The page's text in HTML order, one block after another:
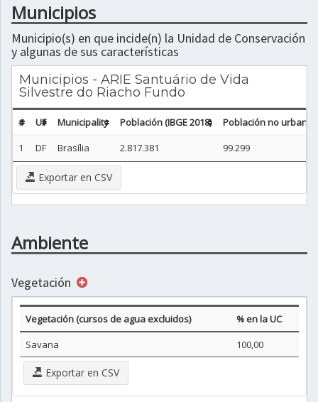
Municipios
Municipio(s) en que incide(n) la Unidad de Conservación
y algunas de sus características
Municipios - ARIE Santuário de Vida
Silvestre do Riacho Fundo
# UF Municipality Población (IBGE 2018)
Población no urbana
1
DF Brasília 2.817.381 99.299
Exportar en CSV
Ambiente
Vegetación
Vegetación (cursos de agua excluidos)
% en la UC
Savana
100,00
Exportar en CSV